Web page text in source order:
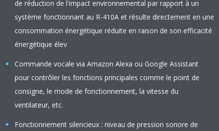
de réduction de l'impact environnemental par rapport à un
système fonctionnant au R-410A et résulte directement en une
consommation énergétique réduite en raison de son efficacité
énergétique élev
Commande vocale via Amazon Alexa ou Google Assistant
pour contrôler les fonctions principales comme le point de
consigne, le mode de fonctionnement, la vitesse du
ventilateur, etc.
Fonctionnement silencieux : niveau de pression sonore de